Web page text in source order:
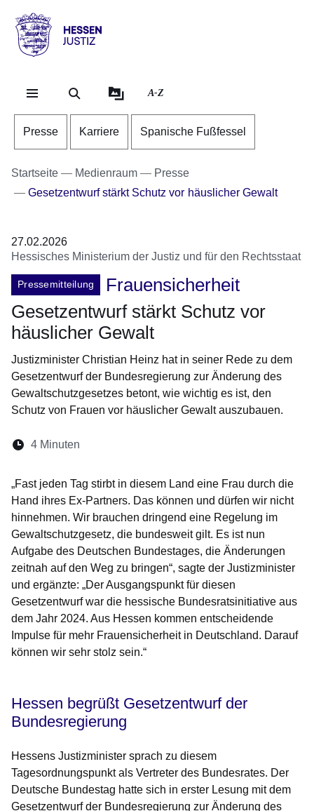
Hessen
Justiz
A-Z
Presse Karriere Spanische Fußfessel
Startseite Medienraum
Presse
Gesetzentwurf stärkt Schutz vor häuslicher Gewalt
27.02.2026
Hessisches Ministerium der Justiz und für den Rechtsstaat
Pressemitteilung
Frauensicherheit
Gesetzentwurf stärkt Schutz vor
häuslicher Gewalt
Justizminister Christian Heinz hat in seiner Rede zu dem
Gesetzentwurf der Bundesregierung zur Änderung des
Gewaltschutzgesetzes betont, wie wichtig es ist, den
Schutz von Frauen vor häuslicher Gewalt auszubauen.
Lesedauer:
4 Minuten
„Fast jeden Tag stirbt in diesem Land eine Frau durch die
Hand ihres Ex-Partners. Das können und dürfen wir nicht
hinnehmen. Wir brauchen dringend eine Regelung im
Gewaltschutzgesetz, die bundesweit gilt. Es ist nun
Aufgabe des Deutschen Bundestages, die Änderungen
zeitnah auf den Weg zu bringen“, sagte der Justizminister
und ergänzte: „Der Ausgangspunkt für diesen
Gesetzentwurf war die hessische Bundesratsinitiative aus
dem Jahr 2024. Aus Hessen kommen entscheidende
Impulse für mehr Frauensicherheit in Deutschland. Darauf
können wir sehr stolz sein.“
Hessen begrüßt Gesetzentwurf der
Bundesregierung
Hessens Justizminister sprach zu diesem
Tagesordnungspunkt als Vertreter des Bundesrates. Der
Deutsche Bundestag hatte sich in erster Lesung mit dem
Gesetzentwurf der Bundesregierung zur Änderung des